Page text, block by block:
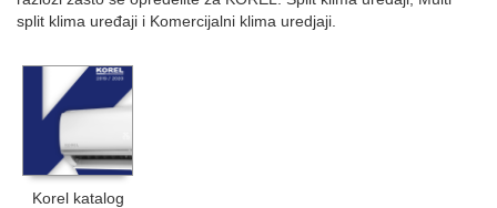
split klima uređaji i Komercijalni klima uredjaji.
Korel katalog